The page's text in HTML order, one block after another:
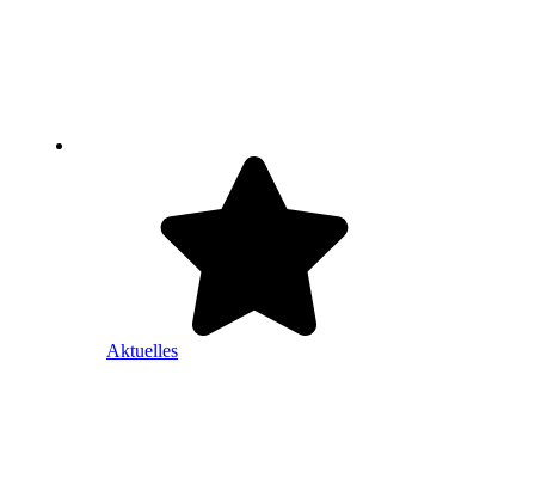
Aktuelles